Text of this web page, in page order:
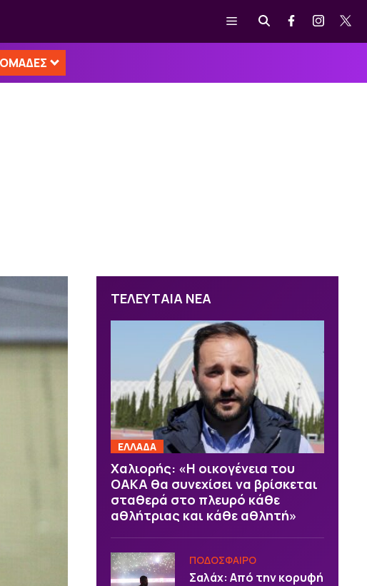
Μενού
ΟΜΑΔΕΣ
ΤΕΛΕΥΤΑΙΑ ΝΕΑ
ΕΛΛΑΔΑ
Χαλιορής: «Η οικογένεια του
ΟΑΚΑ θα συνεχίσει να βρίσκεται
σταθερά στο πλευρό κάθε
αθλήτριας και κάθε αθλητή»
ΠΟΔΟΣΦΑΙΡΟ
Σαλάχ: Από την κορυφή